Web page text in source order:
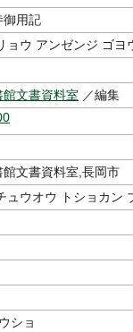
御用記
ョウ アンゼンジ ゴヨ
文書資料室 ／編集
文書資料室,長岡市
ュウオウ トショカン
ショ